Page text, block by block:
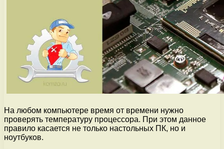
На любом компьютере время от времени нужно
проверять температуру процессора. При этом данное
правило касается не только настольных ПК, но и
ноутбуков.